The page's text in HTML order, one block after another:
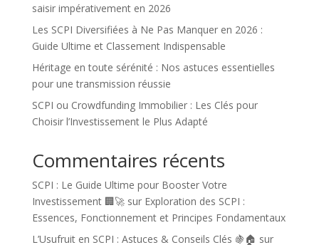
saisir impérativement en 2026
Les SCPI Diversifiées à Ne Pas Manquer en 2026 :
Guide Ultime et Classement Indispensable
Héritage en toute sérénité : Nos astuces essentielles
pour une transmission réussie
SCPI ou Crowdfunding Immobilier : Les Clés pour
Choisir l’Investissement le Plus Adapté
Commentaires récents
SCPI : Le Guide Ultime pour Booster Votre
Investissement 🏢🚀sur Exploration des SCPI :
Essences, Fonctionnement et Principes Fondamentaux
L’Usufruit en SCPI : Astuces & Conseils Clés 🍇🏠 sur